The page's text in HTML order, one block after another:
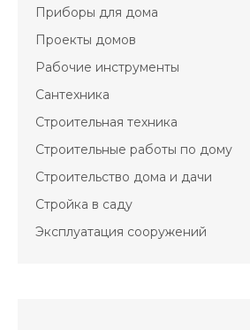
Приборы для дома
Проекты домов
Рабочие инструменты
Сантехника
Строительная техника
Строительные работы по дому
Строительство дома и дачи
Стройка в саду
Эксплуатация сооружений